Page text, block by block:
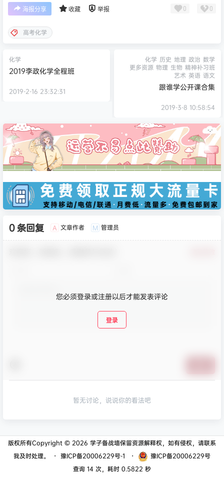
海报分享 收藏 举报 0 0
高考化学
化学
2019李政化学全程班
2019-2-16 23:32:31
化学 历史 地理 政治 数学
更多资源 物理 生物 精神补习班
艺术 英语 语文
跟谁学公开课合集
2019-3-8 10:58:54
0 条回复 A 文章作者 M 管理员
您必须登录或注册以后才能发表评论
登录
暂无讨论，说说你的看法吧
版权所有Copyright © 2026 学子备战墙保留资源解释权，如有侵权，请联系
我及时处理。
・ 豫ICP备20006229号-1 ・
豫ICP备20006229号
查询 14 次，耗时 0.5822 秒